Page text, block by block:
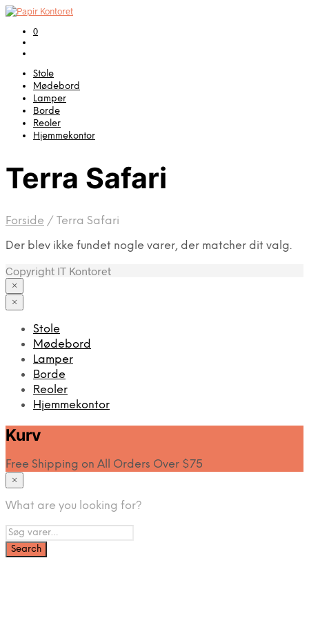
0
Stole
Mødebord
Lamper
Borde
Reoler
Hjemmekontor
Terra Safari
Forside / Terra Safari
Der blev ikke fundet nogle varer, der matcher dit valg.
Copyright IT Kontoret
×
×
Stole
Mødebord
Lamper
Borde
Reoler
Hjemmekontor
Kurv
Free Shipping on All Orders Over $75
×
What are you looking for?